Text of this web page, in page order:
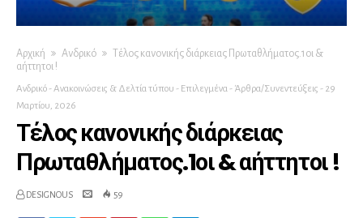
Αρχική Ανδρικό
Τέλος κανονικής διάρκειας Πρωταθλήματος.1οι &
αήττητοι !
Ανδρικό -Ανακοινώσεις & Δελτία τύπου - Επιλεγμένα - Άρθρα/Συνεντεύξεις - 29
Μαρτίου, 2026
Τέλος κανονικής διάρκειας
Πρωταθλήματος.1οι & αήττητοι !
DESIGNOUS 59